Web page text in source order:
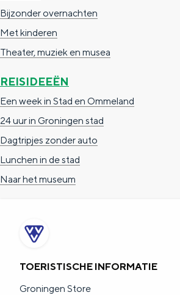
Bijzonder overnachten
Met kinderen
Theater, muziek en musea
REISIDEEËN
Een week in Stad en Ommeland
24 uur in Groningen stad
Dagtripjes zonder auto
Lunchen in de stad
Naar het museum
TOERISTISCHE INFORMATIE
Groningen Store